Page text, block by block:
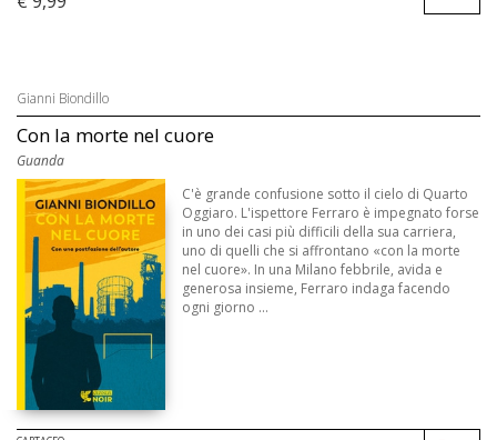
Gianni Biondillo
Con la morte nel cuore
Guanda
C'è grande confusione sotto il cielo di Quarto
Oggiaro. L'ispettore Ferraro è impegnato forse
in uno dei casi più difficili della sua carriera,
uno di quelli che si affrontano «con la morte
nel cuore». In una Milano febbrile, avida e
generosa insieme, Ferraro indaga facendo
ogni giorno ...